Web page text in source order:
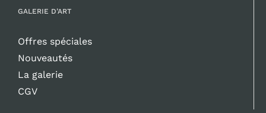
GALERIE D’ART
Offres spéciales
Nouveautés
La galerie
CGV